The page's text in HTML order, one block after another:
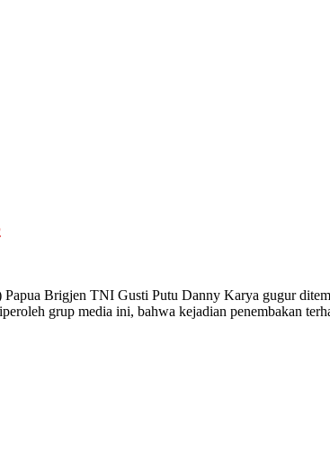
Brigjen TNI Gusti Putu Danny Karya gugur
grup media ini, bahwa kejadian penembakan